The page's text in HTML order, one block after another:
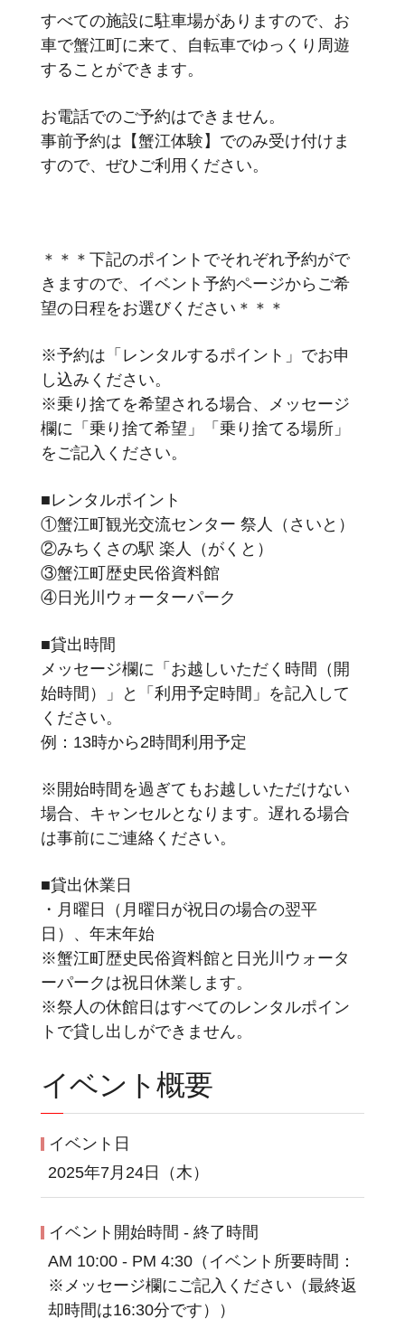
すべての施設に駐車場がありますので、お
車で蟹江町に来て、自転車でゆっくり周遊
することができます。
お電話でのご予約はできません。
事前予約は【蟹江体験】でのみ受け付けま
すので、ぜひご利用ください。
＊＊＊下記のポイントでそれぞれ予約がで
きますので、イベント予約ページからご希
望の日程をお選びください＊＊＊
※予約は「レンタルするポイント」でお申
し込みください。
※乗り捨てを希望される場合、メッセージ
欄に「乗り捨て希望」「乗り捨てる場所」
をご記入ください。
■レンタルポイント
①蟹江町観光交流センター 祭人（さいと）
②みちくさの駅 楽人（がくと）
③蟹江町歴史民俗資料館
④日光川ウォーターパーク
■貸出時間
メッセージ欄に「お越しいただく時間（開
始時間）」と「利用予定時間」を記入して
ください。
例：13時から2時間利用予定
※開始時間を過ぎてもお越しいただけない
場合、キャンセルとなります。遅れる場合
は事前にご連絡ください。
■貸出休業日
・月曜日（月曜日が祝日の場合の翌平
日）、年末年始
※蟹江町歴史民俗資料館と日光川ウォータ
ーパークは祝日休業します。
※祭人の休館日はすべてのレンタルポイン
トで貸し出しができません。
イベント概要
イベント日
2025年7月24日（木）
イベント開始時間 - 終了時間
AM 10:00 - PM 4:30（イベント所要時間：
※メッセージ欄にご記入ください（最終返
却時間は16:30分です））